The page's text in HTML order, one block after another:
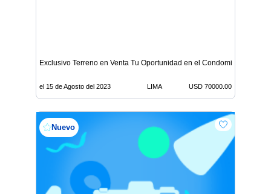
Exclusivo Terreno en Venta Tu Oportunidad en el Condominio
el 15 de Agosto del 2023 LIMA USD 70000.00
Nuevo